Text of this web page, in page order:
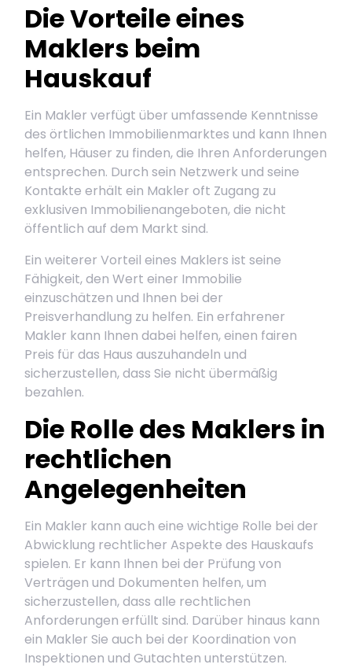
Die Vorteile eines
Maklers beim
Hauskauf
Ein Makler verfügt über umfassende Kenntnisse
des örtlichen Immobilienmarktes und kann Ihnen
helfen, Häuser zu finden, die Ihren Anforderungen
entsprechen. Durch sein Netzwerk und seine
Kontakte erhält ein Makler oft Zugang zu
exklusiven Immobilienangeboten, die nicht
öffentlich auf dem Markt sind.
Ein weiterer Vorteil eines Maklers ist seine
Fähigkeit, den Wert einer Immobilie
einzuschätzen und Ihnen bei der
Preisverhandlung zu helfen. Ein erfahrener
Makler kann Ihnen dabei helfen, einen fairen
Preis für das Haus auszuhandeln und
sicherzustellen, dass Sie nicht übermäßig
bezahlen.
Die Rolle des Maklers in
rechtlichen
Angelegenheiten
Ein Makler kann auch eine wichtige Rolle bei der
Abwicklung rechtlicher Aspekte des Hauskaufs
spielen. Er kann Ihnen bei der Prüfung von
Verträgen und Dokumenten helfen, um
sicherzustellen, dass alle rechtlichen
Anforderungen erfüllt sind. Darüber hinaus kann
ein Makler Sie auch bei der Koordination von
Inspektionen und Gutachten unterstützen.